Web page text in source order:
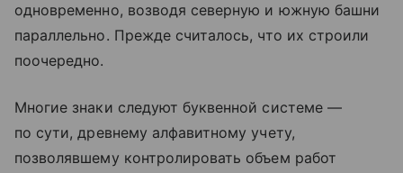
одновременно, возводя северную и южную башни
параллельно. Прежде считалось, что их строили
поочередно.
Многие знаки следуют буквенной системе —
по сути, древнему алфавитному учету,
позволявшему контролировать объем работ